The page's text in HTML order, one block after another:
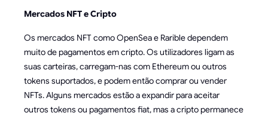
Mercados NFT e Cripto
Os mercados NFT como OpenSea e Rarible dependem
muito de pagamentos em cripto. Os utilizadores ligam as
suas carteiras, carregam-nas com Ethereum ou outros
tokens suportados, e podem então comprar ou vender
NFTs. Alguns mercados estão a expandir para aceitar
outros tokens ou pagamentos fiat, mas a cripto permanece